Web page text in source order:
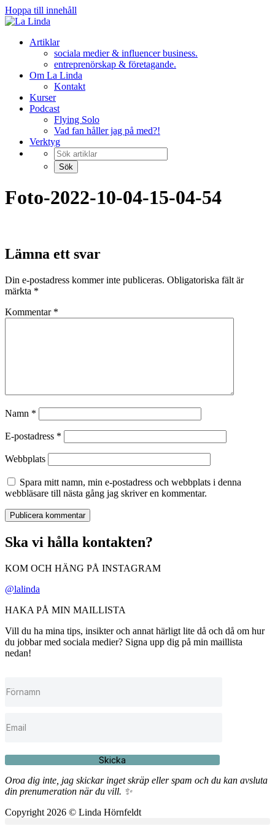
Hoppa till innehåll
Artiklar
sociala medier & influencer business.
entreprenörskap & företagande.
Om La Linda
Kontakt
Kurser
Podcast
Flying Solo
Vad fan håller jag på med?!
Verktyg
Foto-2022-10-04-15-04-54
Lämna ett svar
Din e-postadress kommer inte publiceras. Obligatoriska fält är
märkta *
Kommentar *
Namn *
E-postadress *
Webbplats
Spara mitt namn, min e-postadress och webbplats i denna
webbläsare till nästa gång jag skriver en kommentar.
Ska vi hålla kontakten?
KOM OCH HÄNG PÅ INSTAGRAM
@lalinda
HAKA PÅ MIN MAILLISTA
Vill du ha mina tips, insikter och annat härligt lite då och då om hur
du jobbar med sociala medier? Signa upp dig på min maillista
nedan!
Skicka
Oroa dig inte, jag skickar inget skräp eller spam och du kan avsluta
din prenumeration när du vill. ✨
Copyright 2026 © Linda Hörnfeldt